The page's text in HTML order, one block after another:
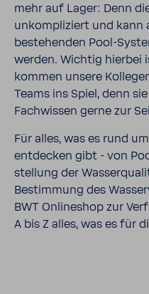
mehr auf Lager: Denn
unkom­pli­ziert und kann
bestehenden Pool-​
werden. Wichtig hierbei
kommen unsere
Teams ins Spiel, denn
Fach­wissen gerne zur
Für alles, was es rund
entde­cken gibt - von
stel­lung der
Bestim­mung des
BWT Online­shop zur
A bis Z alles, was es für